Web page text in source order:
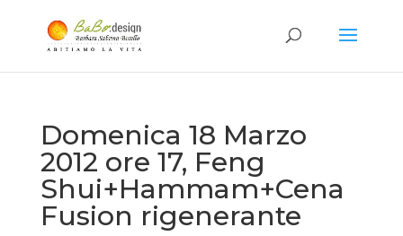
Domenica 18 Marzo
2012 ore 17, Feng
Shui+Hammam+Cena
Fusion rigenerante